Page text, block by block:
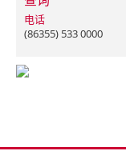
电话
(86355) 533 0000